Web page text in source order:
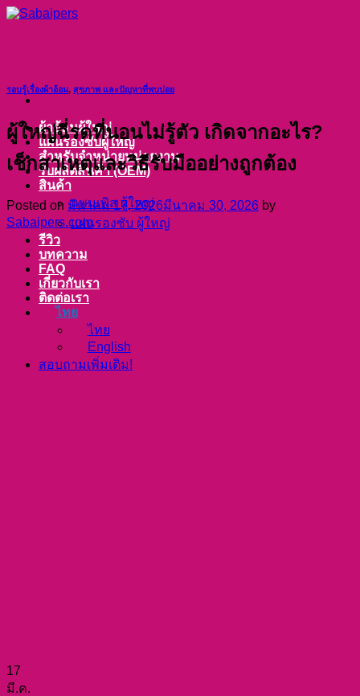
ข้าม
ผ้าอ้อมผู้ใหญ่
แผ่นรองซับผู้ใหญ่
สำหรับจำหน่ายหน่วยงาน
รับผลิตสินค้า (OEM)
สินค้า
แพมเพิส ผู้ใหญ่
แผ่นรองซับ ผู้ใหญ่
รีวิว
บทความ
FAQ
เกี่ยวกับเรา
ติดต่อเรา
ไทย
ไทย
English
สอบถามเพิ่มเติม!
รอบรู้เรื่องผ้าอ้อม, สุขภาพ และปัญหาที่พบบ่อย
ผู้ใหญ่ฉี่รดที่นอนไม่รู้ตัว เกิดจากอะไร?
เช็กสาเหตุและวิธีรับมืออย่างถูกต้อง
Posted on มีนาคม 17, 2026มีนาคม 30, 2026 by
Sabaipers.com
17
มี.ค.